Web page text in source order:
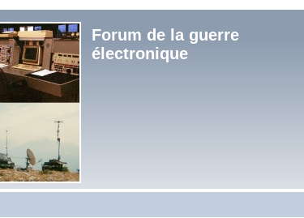
Forum de la guerre
électronique